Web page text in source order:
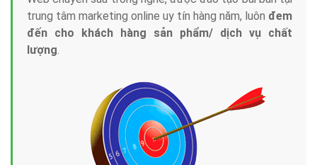
trung tâm marketing online uy tín hàng năm, luôn đem
đến cho khách hàng sản phẩm/ dịch vụ chất
lượng.